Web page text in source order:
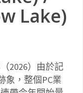
Lake)
2026）由於記
象，整個PC業